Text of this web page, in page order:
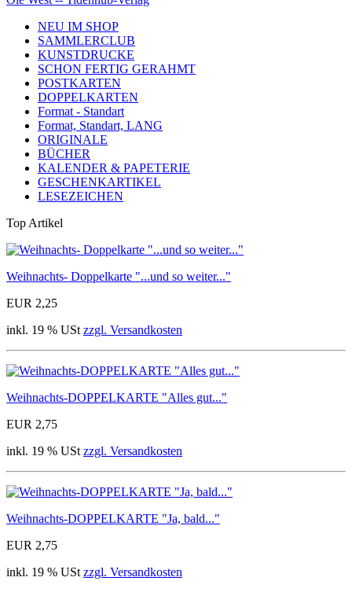
NEU IM SHOP
SAMMLERCLUB
KUNSTDRUCKE
SCHON FERTIG GERAHMT
POSTKARTEN
DOPPELKARTEN
Format - Standart
Format, Standart, LANG
ORIGINALE
BÜCHER
KALENDER & PAPETERIE
GESCHENKARTIKEL
LESEZEICHEN
Top Artikel
Weihnachts- Doppelkarte "...und so weiter..."
EUR 2,25
inkl. 19 % USt zzgl. Versandkosten
Weihnachts-DOPPELKARTE "Alles gut..."
EUR 2,75
inkl. 19 % USt zzgl. Versandkosten
Weihnachts-DOPPELKARTE "Ja, bald..."
EUR 2,75
inkl. 19 % USt zzgl. Versandkosten